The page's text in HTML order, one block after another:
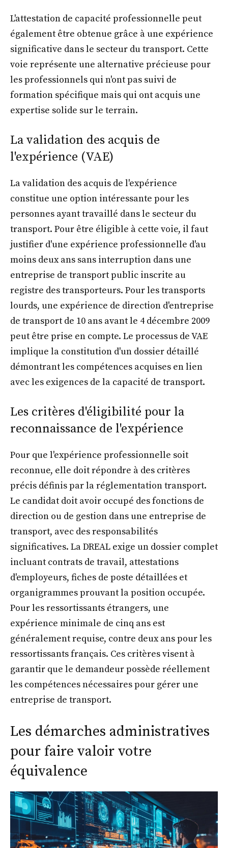
L'attestation de capacité professionnelle peut
également être obtenue grâce à une expérience
significative dans le secteur du transport. Cette
voie représente une alternative précieuse pour
les professionnels qui n'ont pas suivi de
formation spécifique mais qui ont acquis une
expertise solide sur le terrain.
La validation des acquis de
l'expérience (VAE)
La validation des acquis de l'expérience
constitue une option intéressante pour les
personnes ayant travaillé dans le secteur du
transport. Pour être éligible à cette voie, il faut
justifier d'une expérience professionnelle d'au
moins deux ans sans interruption dans une
entreprise de transport public inscrite au
registre des transporteurs. Pour les transports
lourds, une expérience de direction d'entreprise
de transport de 10 ans avant le 4 décembre 2009
peut être prise en compte. Le processus de VAE
implique la constitution d'un dossier détaillé
démontrant les compétences acquises en lien
avec les exigences de la capacité de transport.
Les critères d'éligibilité pour la
reconnaissance de l'expérience
Pour que l'expérience professionnelle soit
reconnue, elle doit répondre à des critères
précis définis par la réglementation transport.
Le candidat doit avoir occupé des fonctions de
direction ou de gestion dans une entreprise de
transport, avec des responsabilités
significatives. La DREAL exige un dossier complet
incluant contrats de travail, attestations
d'employeurs, fiches de poste détaillées et
organigrammes prouvant la position occupée.
Pour les ressortissants étrangers, une
expérience minimale de cinq ans est
généralement requise, contre deux ans pour les
ressortissants français. Ces critères visent à
garantir que le demandeur possède réellement
les compétences nécessaires pour gérer une
entreprise de transport.
Les démarches administratives
pour faire valoir votre
équivalence